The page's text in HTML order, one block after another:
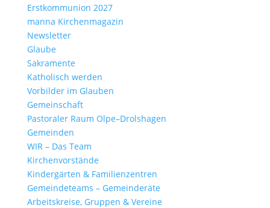
Erst­kom­mu­nion 2027
manna Kirchen­ma­gazin
News­letter
Glaube
Sakra­mente
Katho­lisch werden
Vorbilder im Glauben
Gemein­schaft
Pasto­raler Raum Olpe–Drolshagen
Gemeinden
WIR – Das Team
Kirchen­vor­stände
Kinder­gärten & Familienzentren
Gemein­de­teams – Gemeinderäte
Arbeits­kreise, Gruppen & Vereine